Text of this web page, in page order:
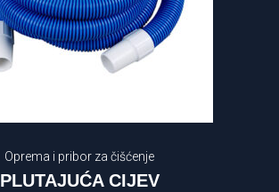
Oprema i pribor za čišćenje
PLUTAJUĆA CIJEV